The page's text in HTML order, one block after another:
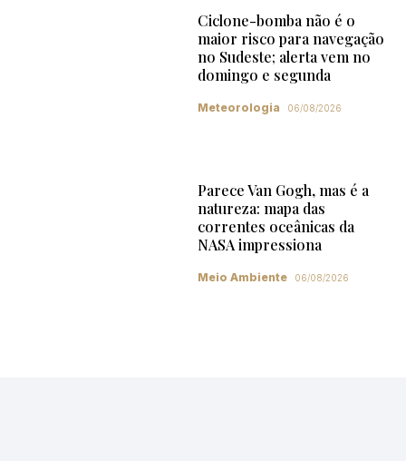
Ciclone-bomba não é o
maior risco para navegação
no Sudeste; alerta vem no
domingo e segunda
Meteorologia 06/08/2026
Parece Van Gogh, mas é a
natureza: mapa das
correntes oceânicas da
NASA impressiona
Meio Ambiente 06/08/2026